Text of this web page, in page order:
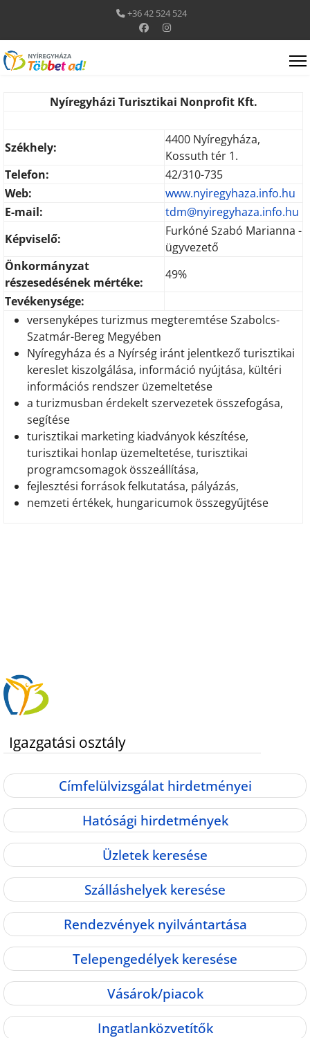
+36 42 524 524
Nyíregyházi Turisztikai Nonprofit Kft.
Székhely:
4400 Nyíregyháza,
Kossuth tér 1.
Telefon:
42/310-735
Web:
www.nyiregyhaza.info.hu
E-mail:
tdm@nyiregyhaza.info.hu
Képviselő:
Furkóné Szabó Marianna -
ügyvezető
Önkormányzat
részesedésének mértéke:
49%
Tevékenysége:
versenyképes turizmus megteremtése Szabolcs-
Szatmár-Bereg Megyében
Nyíregyháza és a Nyírség iránt jelentkező turisztikai
kereslet kiszolgálása, információ nyújtása, kültéri
információs rendszer üzemeltetése
a turizmusban érdekelt szervezetek összefogása,
segítése
turisztikai marketing kiadványok készítése,
turisztikai honlap üzemeltetése, turisztikai
programcsomagok összeállítása,
fejlesztési források felkutatása, pályázás,
nemzeti értékek, hungaricumok összegyűjtése
Igazgatási osztály
Címfelülvizsgálat hirdetményei
Hatósági hirdetmények
Üzletek keresése
Szálláshelyek keresése
Rendezvények nyilvántartása
Telepengedélyek keresése
Vásárok/piacok
Ingatlanközvetítők